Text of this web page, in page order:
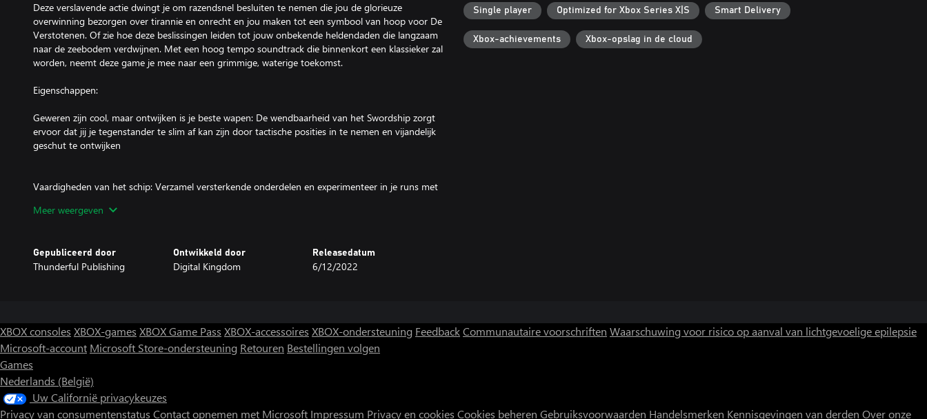
Deze verslavende actie dwingt je om razendsnel besluiten te nemen die jou de glorieuze
overwinning bezorgen over tirannie en onrecht en jou maken tot een symbool van hoop voor De
Verstotenen. Of zie hoe deze beslissingen leiden tot jouw onbekende heldendaden die langzaam
naar de zeebodem verdwijnen. Met een hoog tempo soundtrack die binnenkort een klassieker zal
worden, neemt deze game je mee naar een grimmige, waterige toekomst.
Eigenschappen:
Geweren zijn cool, maar ontwijken is je beste wapen: De wendbaarheid van het Swordship zorgt
ervoor dat jij je tegenstander te slim af kan zijn door tactische posities in te nemen en vijandelijk
geschut te ontwijken
Vaardigheden van het schip: Verzamel versterkende onderdelen en experimenteer in je runs met
upgraden. Of kies ervoor om op veilig te spelen voor passieve upgrades en extra schepen die
passen binnen jouw speelstijl
gegenereerde levels te komen
De wereld na de opwarming van de aarde. De mensheid heeft zijn toevlucht gezocht in drie
gigantische onderwatersteden op de bodem van de oceaan.
Meer weergeven
Gepubliceerd door
Thunderful Publishing
Ontwikkeld door
Digital Kingdom
Releasedatum
6/12/2022
Single player Optimized for Xbox Series X|S Smart Delivery
Xbox-achievements Xbox-opslag in de cloud
XBOX consoles XBOX-games XBOX Game Pass XBOX-accessoires XBOX-ondersteuning FeedbackCommunautaire voorschriften Waarschuwing voor risico op aanval van lichtgevoelige epilepsie
Microsoft-account Microsoft Store-ondersteuning Retouren Bestellingen volgen
Games
Nederlands (België)
Uw Californië privacykeuzes
Privacy van consumentenstatus Contact opnemen met Microsoft Impressum Privacy en cookies Cookies beheren Gebruiksvoorwaarden Handelsmerken Kennisgevingen van derden Over onze